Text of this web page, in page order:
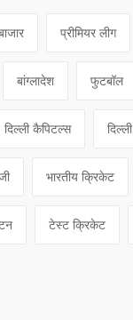
प्रीमियर लीग
बांग्लादेश फुटबॉल
दिल्ली कैपिटल्स दिल्ली
भारतीय क्रिकेट
टेस्ट क्रिकेट